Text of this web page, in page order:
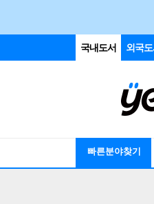
국내도서 외국도
빠른분야찾기